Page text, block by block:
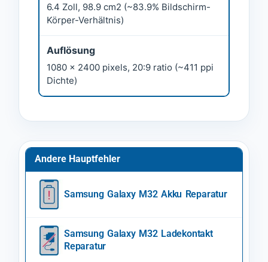
6.4 Zoll, 98.9 cm2 (~83.9% Bildschirm-
Körper-Verhältnis)
Auflösung
1080 x 2400 pixels, 20:9 ratio (~411 ppi
Dichte)
Andere Hauptfehler
Samsung Galaxy M32 Akku Reparatur
Samsung Galaxy M32 Ladekontakt
Reparatur